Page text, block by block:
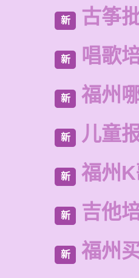
新 古筝
新 唱歌
新 福州
新 儿童
新 福州
新 吉他
新 福州